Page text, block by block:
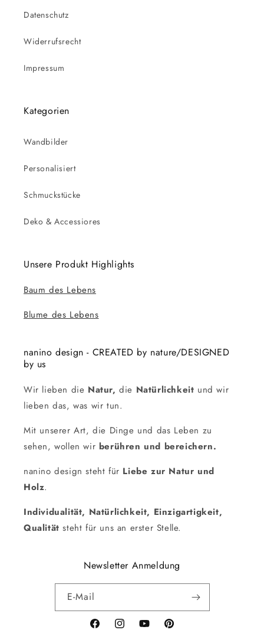
Datenschutz
Widerrufsrecht
Impressum
Kategorien
Wandbilder
Personalisiert
Schmuckstücke
Deko & Accessiores
Unsere Produkt Highlights
Baum des Lebens
Blume des Lebens
nanino design - CREATED by nature/DESIGNED
by us
Wir lieben die Natur, die Natürlichkeit und wir
lieben das, was wir tun.
Mit unserer Art, die Dinge und das Leben zu
sehen, wollen wir berühren und bereichern.
nanino design steht für Liebe zur Natur und
Holz.
Individualität, Natürlichkeit, Einzigartigkeit,
Qualität steht für uns an erster Stelle.
Newsletter Anmeldung
E-Mail
FacebookInstagramYouTubePinterest